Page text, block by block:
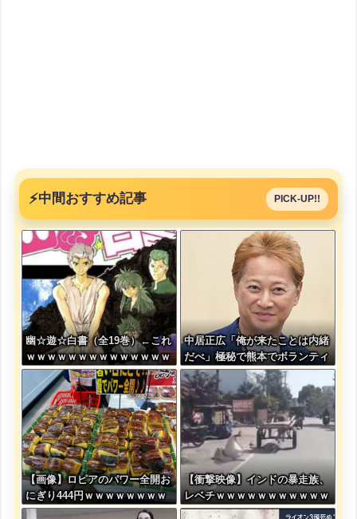
⚡中間おすすめ記事 PICK-UP!!
幽☆遊☆白書（全19巻）←これ
ｗｗｗｗｗｗｗｗｗｗｗｗｗｗ
中居正広「俺が来たことは内緒
だべ」極秘で熊本でボランティ
アをしていた・・・
【画像】ロピアのパワー全開お
にぎり444円ｗｗｗｗｗｗｗｗ
ｗｗｗｗ
【衝撃映像】インドの暴走族、
レベチｗｗｗｗｗｗｗｗｗｗｗ
ｗｗｗｗｗ